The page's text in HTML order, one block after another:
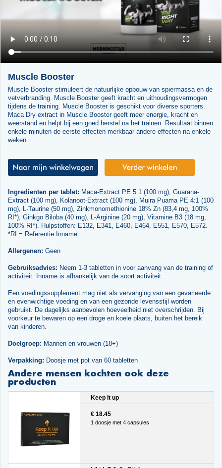
Muscle Booster
Muscle Booster stimuleert de natuurlijke opbouw van spiermassa en de
vetverbranding. Muscle Booster geeft kracht en uithoudingsvermogen
tijdens de training. Muscle Booster is geschikt voor diverse sporters.
Maca Dry extract in Muscle Booster geeft meer energie, kracht en
weerstand en helpt bij een goed herstel na het trainen. Resultaat binnen
enkele minuten de eerste effecten merkbaar andere effecten na enkele
weken.
Ingredienten per tablet: Maca-Extract PE 5:1 (100 mg), Guarana-
Extract (100 mg), Kolanoot-Extract (100 mg), Muira Puama PE 4:1 (100
mg), L-Taurine (50 mg), Zinkmonomethionine 18% Zn (83,4 mg, 100%
RI*), Ginkgo Biloba (40 mg), L-Arginine (20 mg), Vitamine B3 (18 mg,
100% RI*). Hulpstoffen: E132, E341, E460, E464, E551, E570, E572.
*RI = Referentie Inname.
Allergenen: Geen
Gebruiksadvies: Neem 1-3 tabletten in voor aanvang van de training of
activiteit. Inname is afhankelijk van de soort activiteit.
Een voedingssupplement mag niet als vervanging van een gevarieerde
en evenwichtige voeding en van een gezonde levensstijl worden
gebruikt. De dagelijks aanbevolen hoeveelheid niet overschrijden. Bij
voorkeur te bewaren op een droge en koele plaats, buiten het bereik
van kinderen.
Doelgroep: Mannen en vrouwen (18+)
Verpakking: Doosje met pot van 60 tabletten
Andere mensen kochten ook deze
producten
Keep it up
€ 18.45
1 doosje met 4 capsules